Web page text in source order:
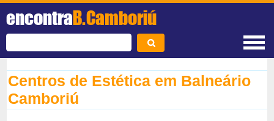
encontraB.Camboriú
Centros de Estética em Balneário
Camboriú